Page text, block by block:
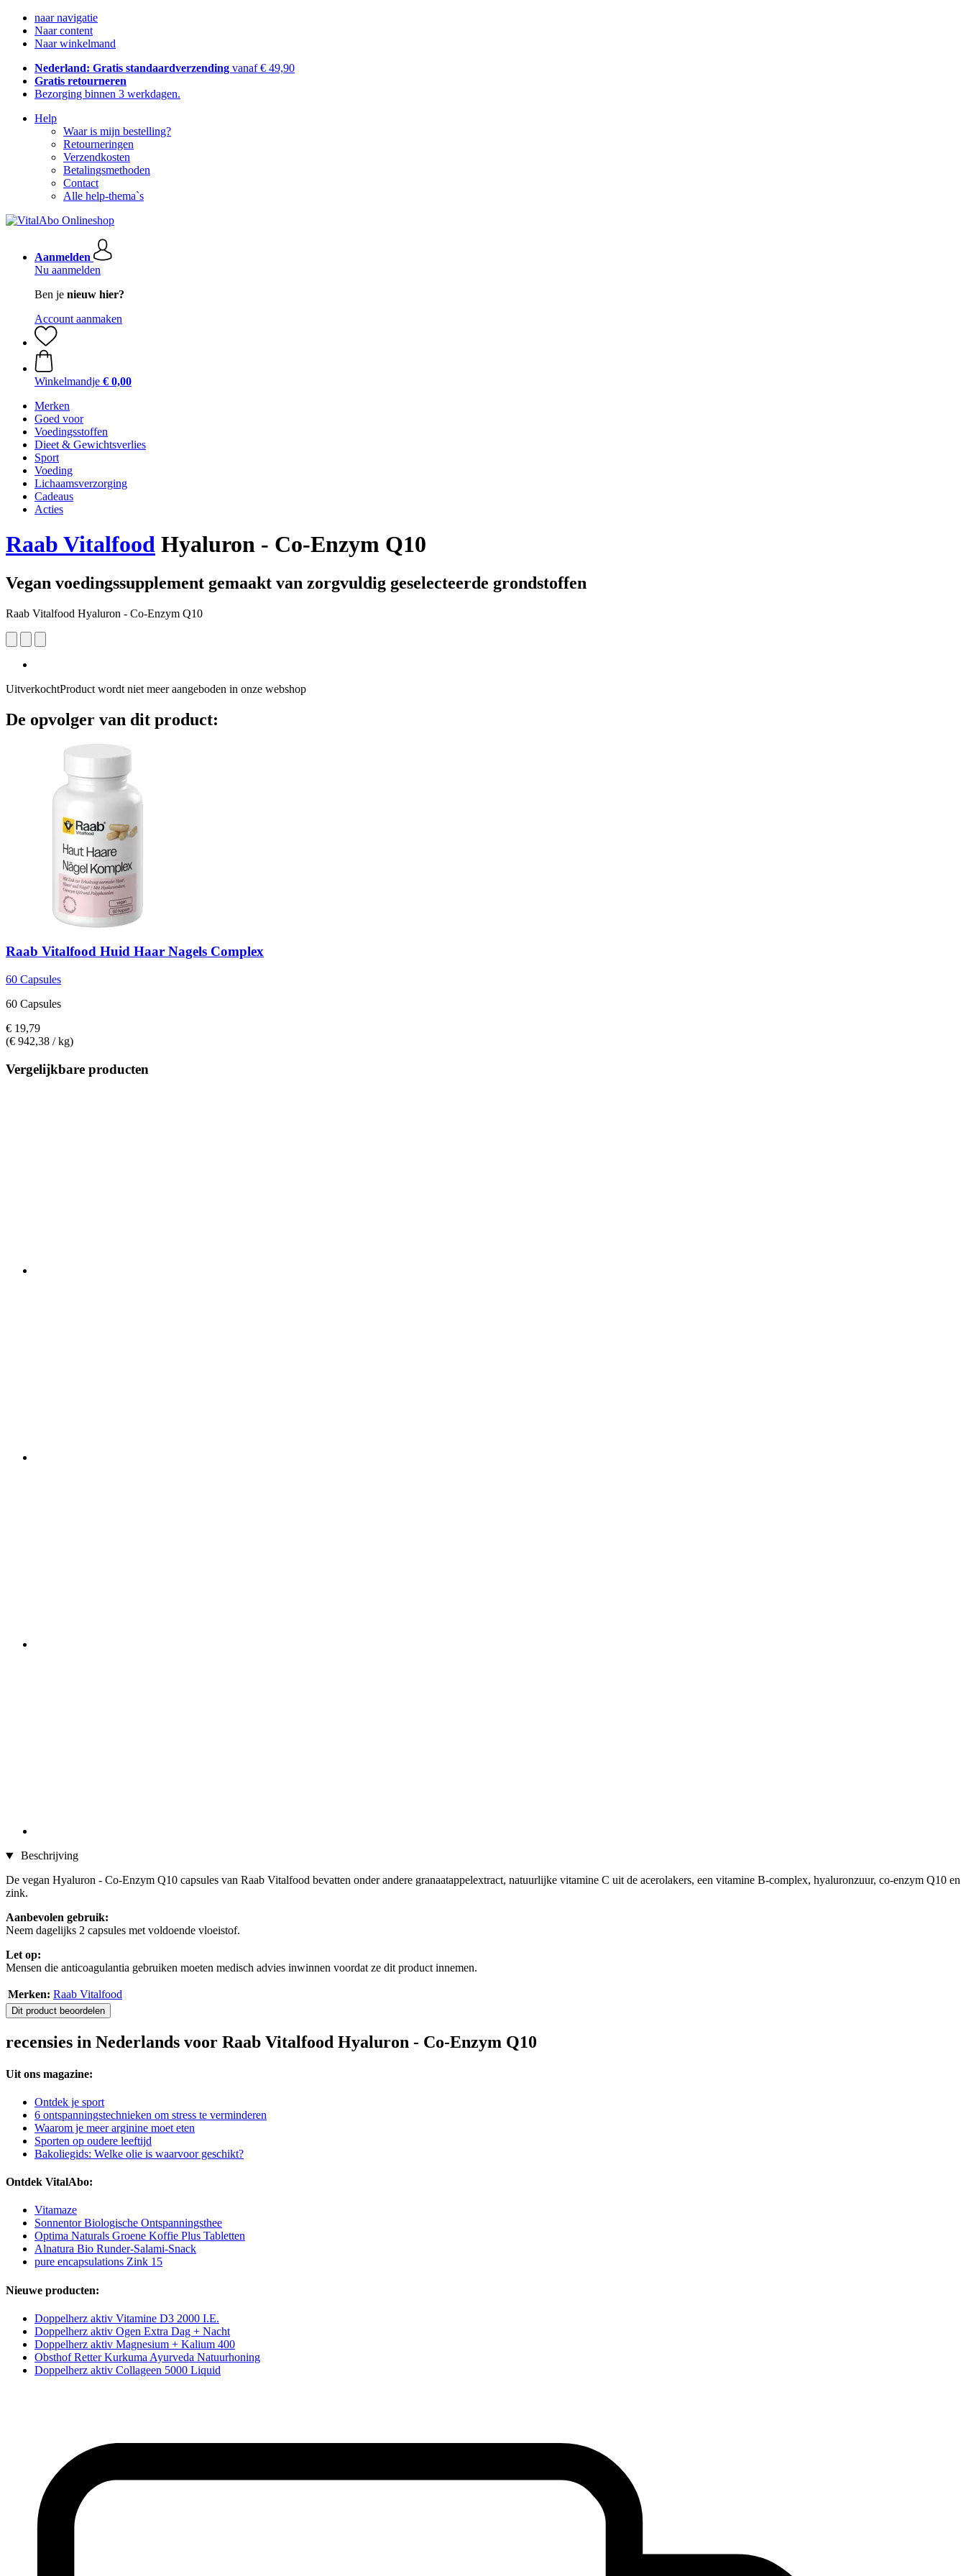
naar navigatie
Naar content
Naar winkelmand
Nederland: Gratis standaardverzending vanaf € 49,90
Gratis retourneren
Bezorging binnen 3 werkdagen.
Help
Waar is mijn bestelling?
Retourneringen
Verzendkosten
Betalingsmethoden
Contact
Alle help-thema`s
Aanmelden
Nu aanmelden
Ben je nieuw hier?
Account aanmaken
Winkelmandje € 0,00
Merken
Goed voor
Voedingsstoffen
Dieet & Gewichtsverlies
Sport
Voeding
Lichaamsverzorging
Cadeaus
Acties
Raab Vitalfood Hyaluron - Co-Enzym Q10
Vegan voedingssupplement gemaakt van zorgvuldig geselecteerde grondstoffen
Raab Vitalfood Hyaluron - Co-Enzym Q10
UitverkochtProduct wordt niet meer aangeboden in onze webshop
De opvolger van dit product:
Raab Vitalfood Huid Haar Nagels Complex
60 Capsules
60 Capsules
€ 19,79
(€ 942,38 / kg)
Vergelijkbare producten
Beschrijving
De vegan Hyaluron - Co-Enzym Q10 capsules van Raab Vitalfood bevatten onder andere granaatappelextract, natuurlijke vitamine C uit de acerolakers, een vitamine B-complex, hyaluronzuur, co-enzym Q10 en
zink.
Aanbevolen gebruik:
Neem dagelijks 2 capsules met voldoende vloeistof.
Let op:
Mensen die anticoagulantia gebruiken moeten medisch advies inwinnen voordat ze dit product innemen.
Merken: Raab Vitalfood
Dit product beoordelen
recensies in Nederlands voor Raab Vitalfood Hyaluron - Co-Enzym Q10
Uit ons magazine:
Ontdek je sport
6 ontspanningstechnieken om stress te verminderen
Waarom je meer arginine moet eten
Sporten op oudere leeftijd
Bakoliegids: Welke olie is waarvoor geschikt?
Ontdek VitalAbo:
Vitamaze
Sonnentor Biologische Ontspanningsthee
Optima Naturals Groene Koffie Plus Tabletten
Alnatura Bio Runder-Salami-Snack
pure encapsulations Zink 15
Nieuwe producten:
Doppelherz aktiv Vitamine D3 2000 I.E.
Doppelherz aktiv Ogen Extra Dag + Nacht
Doppelherz aktiv Magnesium + Kalium 400
Obsthof Retter Kurkuma Ayurveda Natuurhoning
Doppelherz aktiv Collageen 5000 Liquid